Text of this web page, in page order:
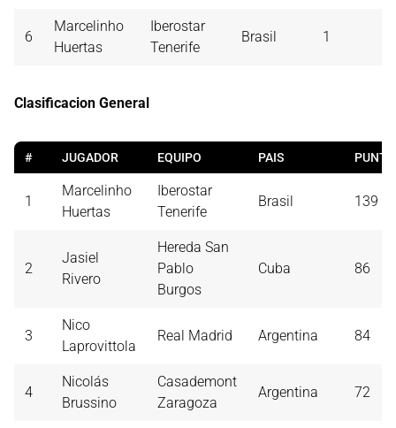
6
Marcelinho
Huertas
Iberostar
Tenerife
Brasil 1
Clasificacion General
# JUGADOR EQUIPO PAIS
1
Marcelinho
Huertas
Iberostar
Tenerife
Brasil 139
2
Jasiel
Rivero
Hereda San
Pablo
Burgos
Cuba 86
3
Nico
Laprovittola
Real Madrid Argentina 84
4
Nicolás
Brussino
Casademont
Zaragoza
Argentina 72